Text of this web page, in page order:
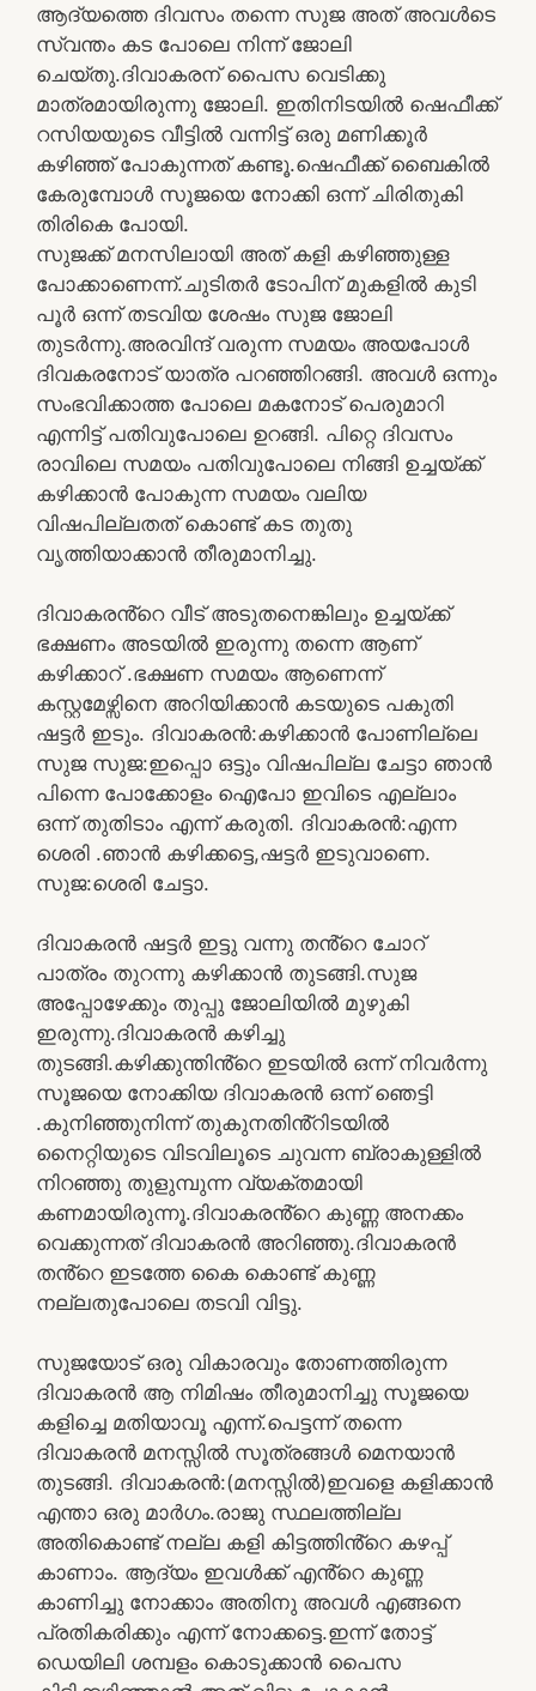
ആദ്യത്തെ ദിവസം തന്നെ സുജ അത് അവൾടെ
സ്വന്തം കട പോലെ നിന്ന് ജോലി
ചെയ്തു.ദിവാകരന് പൈസ വെടിക്കു
മാത്രമായിരുന്നു ജോലി. ഇതിനിടയിൽ ഷെഫീക്ക്
റസിയയുടെ വീട്ടിൽ വന്നിട്ട് ഒരു മണിക്കൂർ
കഴിഞ്ഞ് പോകുന്നത് കണ്ടൂ.ഷെഫീക്ക് ബൈകിൽ
കേരുമ്പോൾ സൂജയെ നോക്കി ഒന്ന് ചിരിതുകി
തിരികെ പോയി.
സുജക്ക് മനസിലായി അത് കളി കഴിഞ്ഞുള്ള
പോക്കാണെന്ന്.ചുടിതർ ടോപിന് മുകളിൽ കുടി
പൂർ ഒന്ന് തടവിയ ശേഷം സുജ ജോലി
തുടർന്നു.അരവിന്ദ് വരുന്ന സമയം അയപോൾ
ദിവകരനോട് യാത്ര പറഞ്ഞിറങ്ങി. അവൾ ഒന്നും
സംഭവിക്കാത്ത പോലെ മകനോട് പെരുമാറി
എന്നിട്ട് പതിവുപോലെ ഉറങ്ങി. പിറ്റെ ദിവസം
രാവിലെ സമയം പതിവുപോലെ നിങ്ങി ഉച്ചയ്ക്ക്
കഴിക്കാൻ പോകുന്ന സമയം വലിയ
വിഷപില്ലതത് കൊണ്ട് കട തുതു
വൃത്തിയാക്കാൻ തീരുമാനിച്ചു.
ദിവാകരൻ്റെ വീട് അടുതനെങ്കിലും ഉച്ചയ്ക്ക്
ഭക്ഷണം അടയിൽ ഇരുന്നു തന്നെ ആണ്
കഴിക്കാറ് .ഭക്ഷണ സമയം ആണെന്ന്
കസ്റ്റമേഴ്സിനെ അറിയിക്കാൻ കടയുടെ പകുതി
ഷട്ടർ ഇടും. ദിവാകരൻ:കഴിക്കാൻ പോണില്ലെ
സുജ സുജ:ഇപ്പൊ ഒട്ടും വിഷപില്ല ചേട്ടാ ഞാൻ
പിന്നെ പോക്കോളം ഐപോ ഇവിടെ എല്ലാം
ഒന്ന് തുതിടാം എന്ന് കരുതി. ദിവാകരൻ:എന്ന
ശെരി .ഞാൻ കഴിക്കട്ടെ,ഷട്ടർ ഇടുവാണെ.
സുജ:ശെരി ചേട്ടാ.
ദിവാകരൻ ഷട്ടർ ഇട്ടു വന്നു തൻ്റെ ചോറ്
പാത്രം തുറന്നു കഴിക്കാൻ തുടങ്ങി.സുജ
അപ്പോഴേക്കും തുപ്പു ജോലിയിൽ മുഴുകി
ഇരുന്നു.ദിവാകരൻ കഴിച്ചു
തുടങ്ങി.കഴിക്കുന്തിൻ്റെ ഇടയിൽ ഒന്ന് നിവർന്നു
സൂജയെ നോക്കിയ ദിവാകരൻ ഒന്ന് ഞെട്ടി
.കുനിഞ്ഞുനിന്ന് തുകുനതിൻ്റിടയിൽ
നൈറ്റിയുടെ വിടവിലൂടെ ചുവന്ന ബ്രാകുള്ളിൽ
നിറഞ്ഞു തുളുമ്പുന്ന വ്യക്തമായി
കണമായിരുന്നൂ.ദിവാകരൻ്റെ കുണ്ണ അനക്കം
വെക്കുന്നത് ദിവാകരൻ അറിഞ്ഞു.ദിവാകരൻ
തൻ്റെ ഇടത്തേ കൈ കൊണ്ട് കുണ്ണ
നല്ലതുപോലെ തടവി വിട്ടു.
സുജയോട് ഒരു വികാരവും തോണത്തിരുന്ന
ദിവാകരൻ ആ നിമിഷം തീരുമാനിച്ചു സൂജയെ
കളിച്ചെ മതിയാവൂ എന്ന്.പെട്ടന്ന് തന്നെ
ദിവാകരൻ മനസ്സിൽ സൂത്രങ്ങൾ മെനയാൻ
തുടങ്ങി. ദിവാകരൻ:(മനസ്സിൽ)ഇവളെ കളിക്കാൻ
എന്താ ഒരു മാർഗം.രാജു സ്ഥലത്തില്ല
അതികൊണ്ട് നല്ല കളി കിട്ടത്തിൻ്റെ കഴപ്പ്
കാണാം. ആദ്യം ഇവൾക്ക് എൻ്റെ കുണ്ണ
കാണിച്ചു നോക്കാം അതിനു അവൾ എങ്ങനെ
പ്രതികരിക്കും എന്ന് നോക്കട്ടെ.ഇന്ന് തോട്ട്
ഡെയിലി ശമ്പളം കൊടുക്കാൻ പൈസ